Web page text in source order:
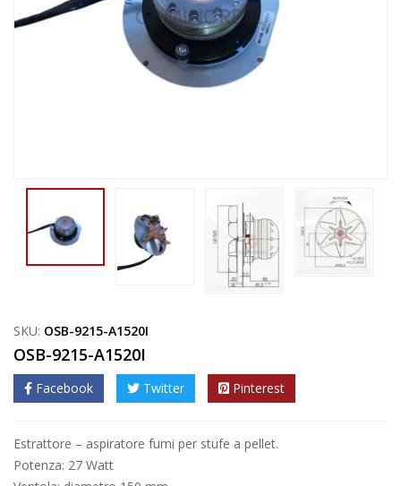
SKU: OSB-9215-A1520I
OSB-9215-A1520I
Facebook Twitter Pinterest
Estrattore – aspiratore fumi per stufe a pellet.
Potenza: 27 Watt